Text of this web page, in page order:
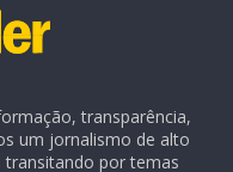
transparência,
um jornalismo de alto
por temas